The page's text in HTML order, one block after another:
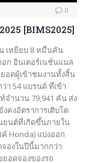
0
[BIMS2025]
เหยียบ 8 หมื่นคัน
ก อินเตอร์เนชั่นแนล
อดผู้เข้าชมงานทั้งสิ้น
า 54 แบรนด์ ที่เข้า
จำนวน 79,941 คัน ส่ง
คงอัตราการเติบโต
ยนต์ที่เกิดขึ้นภายใน
Honda) แบ่งออก
องในปีนี้มากกว่า
ยอดจองของรถ